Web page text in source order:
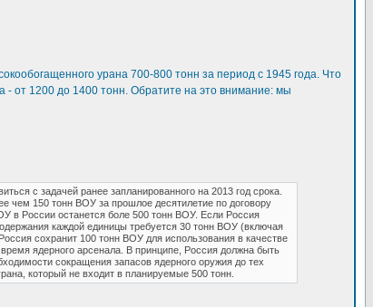
урана 700-800 тонн за период с 1945 года. Что
- от 1200 до 1400 тонн. Обратите на это внимание: мы
с задачей ранее запланированного на 2013 год срока.
чем 150 тонн ВОУ за прошлое десятилетие по договору
в России останется боле 500 тонн ВОУ. Если Россия
каждой единицы требуется 30 тонн ВОУ (включая
сохранит 100 тонн ВОУ для использования в качестве
ядерного арсенала. В принципе, Россия должна быть
сокращения запасов ядерного оружия до тех
который не входит в планируемые 500 тонн.